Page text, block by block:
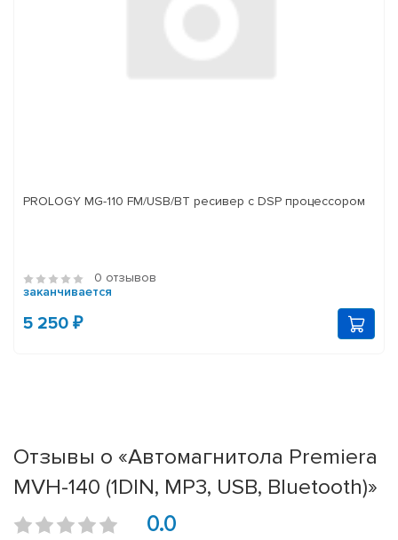
PROLOGY MG-110 FM/USB/BT ресивер с DSP процессором
0 отзывов
заканчивается
5 250 ₽
Отзывы о «Автомагнитола Premiera
MVH-140 (1DIN, MP3, USB, Bluetooth)»
0.0